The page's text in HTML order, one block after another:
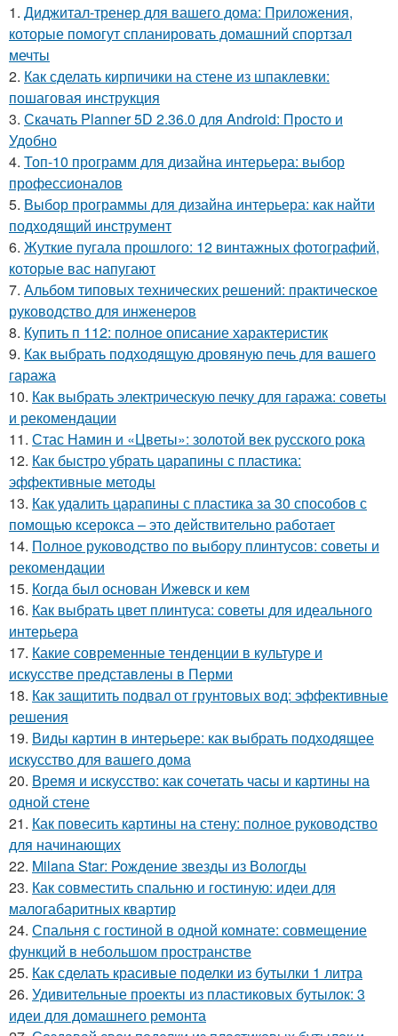
1. Диджитал-тренер для вашего дома: Приложения,
которые помогут спланировать домашний спортзал
мечты
2. Как сделать кирпичики на стене из шпаклевки:
пошаговая инструкция
3. Скачать Planner 5D 2.36.0 для Android: Просто и
Удобно
4. Топ-10 программ для дизайна интерьера: выбор
профессионалов
5. Выбор программы для дизайна интерьера: как найти
подходящий инструмент
6. Жуткие пугала прошлого: 12 винтажных фотографий,
которые вас напугают
7. Альбом типовых технических решений: практическое
руководство для инженеров
8. Купить п 112: полное описание характеристик
9. Как выбрать подходящую дровяную печь для вашего
гаража
10. Как выбрать электрическую печку для гаража: советы
и рекомендации
11. Стас Намин и «Цветы»: золотой век русского рока
12. Как быстро убрать царапины с пластика:
эффективные методы
13. Как удалить царапины с пластика за 30 способов с
помощью ксерокса – это действительно работает
14. Полное руководство по выбору плинтусов: советы и
рекомендации
15. Когда был основан Ижевск и кем
16. Как выбрать цвет плинтуса: советы для идеального
интерьера
17. Какие современные тенденции в культуре и
искусстве представлены в Перми
18. Как защитить подвал от грунтовых вод: эффективные
решения
19. Виды картин в интерьере: как выбрать подходящее
искусство для вашего дома
20. Время и искусство: как сочетать часы и картины на
одной стене
21. Как повесить картины на стену: полное руководство
для начинающих
22. Milana Star: Рождение звезды из Вологды
23. Как совместить спальню и гостиную: идеи для
малогабаритных квартир
24. Спальня с гостиной в одной комнате: совмещение
функций в небольшом пространстве
25. Как сделать красивые поделки из бутылки 1 литра
26. Удивительные проекты из пластиковых бутылок: 3
идеи для домашнего ремонта